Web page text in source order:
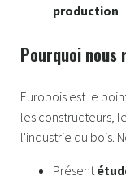
production
Pourquoi nous
Eurobois est le
les constructeurs,
l'industrie du bois.
Présent